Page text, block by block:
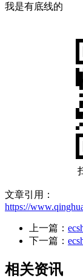
我是有底线的
文章引用：
https://
上一篇：
下一篇：
相关资讯